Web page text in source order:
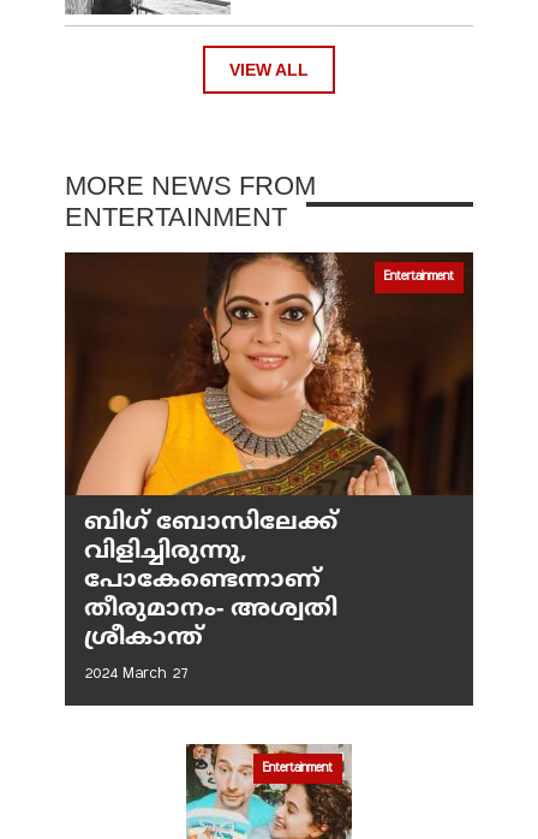
VIEW ALL
MORE NEWS FROM
ENTERTAINMENT
Entertainment
ബിഗ് ബോസിലേക്ക്
വിളിച്ചിരുന്നു,
പോകേണ്ടെന്നാണ്
തീരുമാനം- അശ്വതി
ശ്രീകാന്ത്
2024 March 27
Entertainment